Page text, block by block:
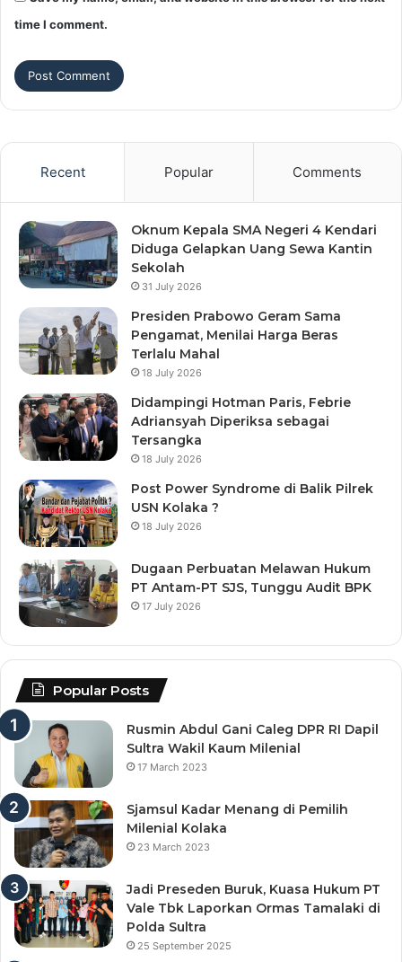
time I comment.
Recent Popular Comments
Oknum Kepala SMA Negeri 4 Kendari
Diduga Gelapkan Uang Sewa Kantin
Sekolah
31 July 2026
Presiden Prabowo Geram Sama
Pengamat, Menilai Harga Beras
Terlalu Mahal
18 July 2026
Didampingi Hotman Paris, Febrie
Adriansyah Diperiksa sebagai
Tersangka
18 July 2026
Post Power Syndrome di Balik Pilrek
USN Kolaka ?
18 July 2026
Dugaan Perbuatan Melawan Hukum
PT Antam-PT SJS, Tunggu Audit BPK
17 July 2026
Popular Posts
Rusmin Abdul Gani Caleg DPR RI Dapil
Sultra Wakil Kaum Milenial
17 March 2023
Sjamsul Kadar Menang di Pemilih
Milenial Kolaka
23 March 2023
Jadi Preseden Buruk, Kuasa Hukum PT
Vale Tbk Laporkan Ormas Tamalaki di
Polda Sultra
25 September 2025